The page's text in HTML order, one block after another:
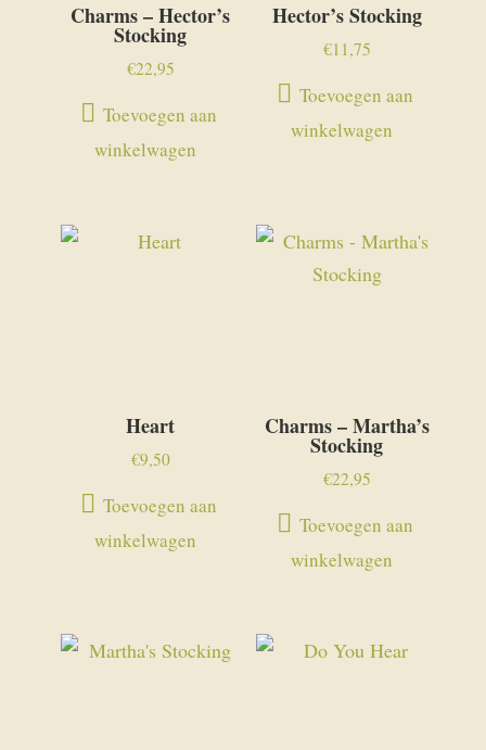
Charms – Hector’s
Stocking
€22,95
Toevoegen aan
winkelwagen
Hector’s Stocking
€11,75
Toevoegen aan
winkelwagen
Heart
€9,50
Toevoegen aan
winkelwagen
Charms – Martha’s
Stocking
€22,95
Toevoegen aan
winkelwagen